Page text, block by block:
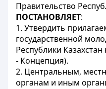
Правительство
ПОСТАНОВЛЯЕТ:
1. Утвердить
государственной
Республики
- Концепция).
2. Центральным,
органам и иным